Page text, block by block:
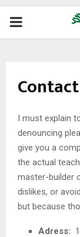
P
M
A
R
Y
Contact
I must explain
denouncing
give you a
the actual
master-builder
dislikes, or
but because
Adress: